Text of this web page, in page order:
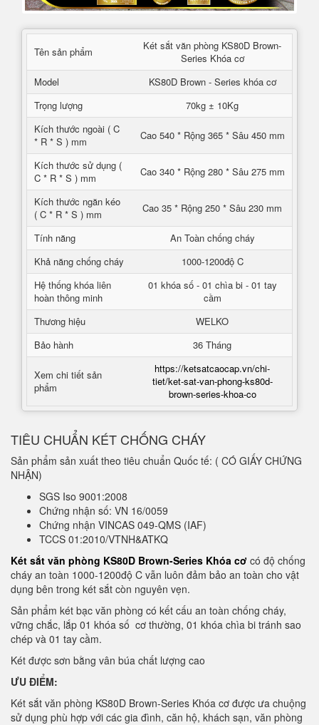
Tên sản phẩm
Két sắt văn phòng KS80D Brown-
Series Khóa cơ
Model
KS80D Brown - Series khóa cơ
Trọng lượng
70kg ± 10Kg
Kích thước ngoài ( C
* R * S ) mm
Cao 540 * Rộng 365 * Sâu 450 mm
Kích thước sử dụng (
C * R * S ) mm
Cao 340 * Rộng 280 * Sâu 275 mm
Kích thước ngăn kéo
( C * R * S ) mm
Cao 35 * Rộng 250 * Sâu 230 mm
Tính năng
An Toàn chống cháy
Khả năng chống cháy
1000-1200độ C
Hệ thống khóa liên
hoàn thông minh
01 khóa số - 01 chìa bi - 01 tay
cầm
Thương hiệu
WELKO
Bảo hành
36 Tháng
Xem chi tiết sản
phẩm
https://ketsatcaocap.vn/chi-
tiet/ket-sat-van-phong-ks80d-
brown-series-khoa-co
TIÊU CHUẨN KÉT CHỐNG CHÁY
Sản phẩm sản xuất theo tiêu chuẩn Quốc tế: ( CÓ GIẤY CHỨNG
NHẬN)
SGS Iso 9001:2008
Chứng nhận số: VN 16/0059
Chứng nhận VINCAS 049-QMS (IAF)
TCCS 01:2010/VTNH&ATKQ
Két sắt văn phòng KS80D Brown-Series Khóa cơ có độ chống
cháy an toàn 1000-1200độ C vẫn luôn đảm bảo an toàn cho vật
dụng bên trong két sắt còn nguyên vẹn.
Sản phẩm két bạc văn phòng có kết cấu an toàn chống cháy,
vững chắc, lắp 01 khóa số cơ thường, 01 khóa chìa bi tránh sao
chép và 01 tay cầm.
Két được sơn bằng vân búa chất lượng cao
ƯU ĐIỂM:
Két sắt văn phòng KS80D Brown-Series Khóa cơ được ưa chuộng
sử dụng phù hợp với các gia đình, căn hộ, khách sạn, văn phòng